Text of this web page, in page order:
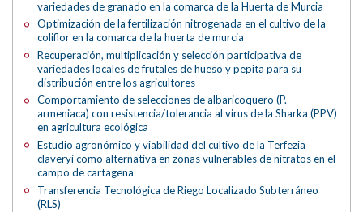
variedades de granado en la comarca de la Huerta de Murcia
Optimización de la fertilización nitrogenada en el cultivo de la
coliflor en la comarca de la huerta de murcia
Recuperación, multiplicación y selección participativa de
variedades locales de frutales de hueso y pepita para su
distribución entre los agricultores
Comportamiento de selecciones de albaricoquero (P.
armeniaca) con resistencia/tolerancia al virus de la Sharka (PPV)
en agricultura ecológica
Estudio agronómico y viabilidad del cultivo de la Terfezia
claveryi como alternativa en zonas vulnerables de nitratos en el
campo de cartagena
Transferencia Tecnológica de Riego Localizado Subterráneo
(RLS)